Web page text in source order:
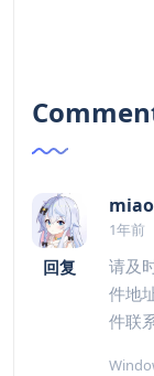
回复
1年前
请及
件地
件联